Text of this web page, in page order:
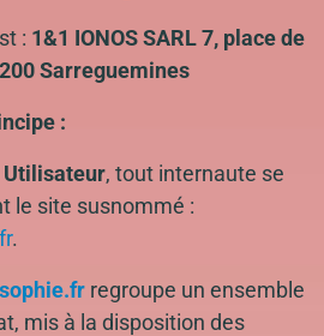
: 1&1 IONOS SARL 7, place de
Sarreguemines
:
Utilisateur, tout internaute se
le site susnommé :
.
regroupe un ensemble
mis à la disposition des